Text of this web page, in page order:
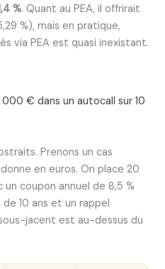
%. Quant au PEA, il offrirait
%), mais en pratique,
via PEA est quasi inexistant.
€ dans un autocall sur 10
Prenons un cas
en euros. On place 20
coupon annuel de 8,5 %
10 ans et un rappel
jacent est au-dessus du